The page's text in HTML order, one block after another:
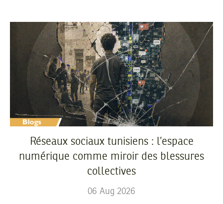
Réseaux sociaux tunisiens : l’espace
numérique comme miroir des blessures
collectives
06 Aug 2026